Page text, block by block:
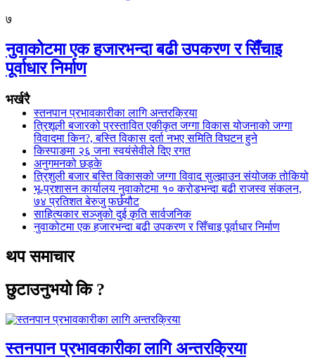
७
नुवाकोटमा एक हजारभन्दा बढी उपकरण र सिँचाइ
पूर्वाधार निर्माण
भर्खरै
स्तनपान प्रभावकारीका लागि अन्तरक्रिया
त्रिशूली बजारको प्रस्तावित एकीकृत जग्गा विकास योजनाको जग्गा
विवादमा किन?, बस्ति विकास दर्ता नभए समिति विघटन हुने
किस्पाङमा २६ जना स्वयंसेवीले दिए रगत
अनुगमनको छड्के
त्रिशुली बजार बस्ति विकासको जग्गा विवाद सुल्झाउन संयोजक तोकियो
भू-प्रशासन कार्यालय नुवाकोटमा १० करोडभन्दा बढी राजस्व संकलन,
७४ प्रतिशत बेरुजु फर्छयौट
साहित्यकार सञ्जुको दुई कृति सार्वजनिक
नुवाकोटमा एक हजारभन्दा बढी उपकरण र सिँचाइ पूर्वाधार निर्माण
थप समाचार
छुटाउनुभयो कि ?
स्तनपान प्रभावकारीका लागि अन्तरक्रिया